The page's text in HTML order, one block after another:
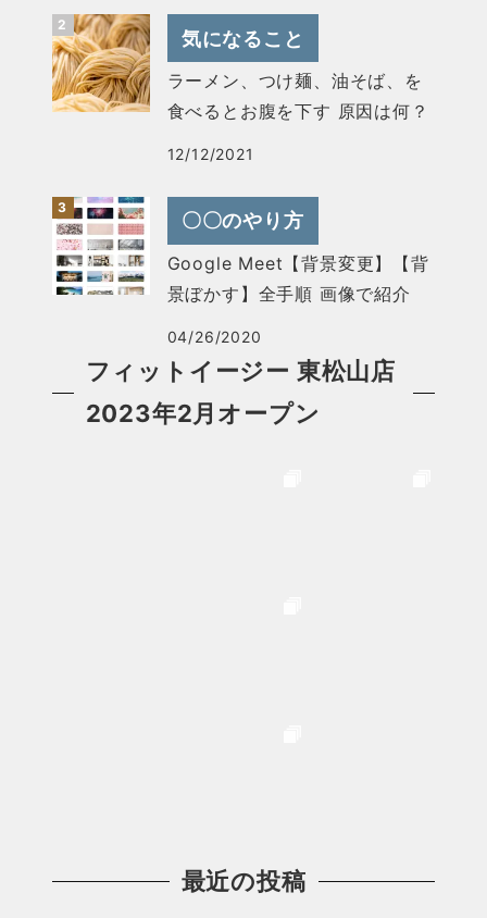
気になること
ラーメン、つけ麺、油そば、を
食べるとお腹を下す 原因は何？
12/12/2021
〇〇のやり方
Google Meet【背景変更】【背
景ぼかす】全手順 画像で紹介
04/26/2020
フィットイージー 東松山店
2023年2月オープン
最近の投稿